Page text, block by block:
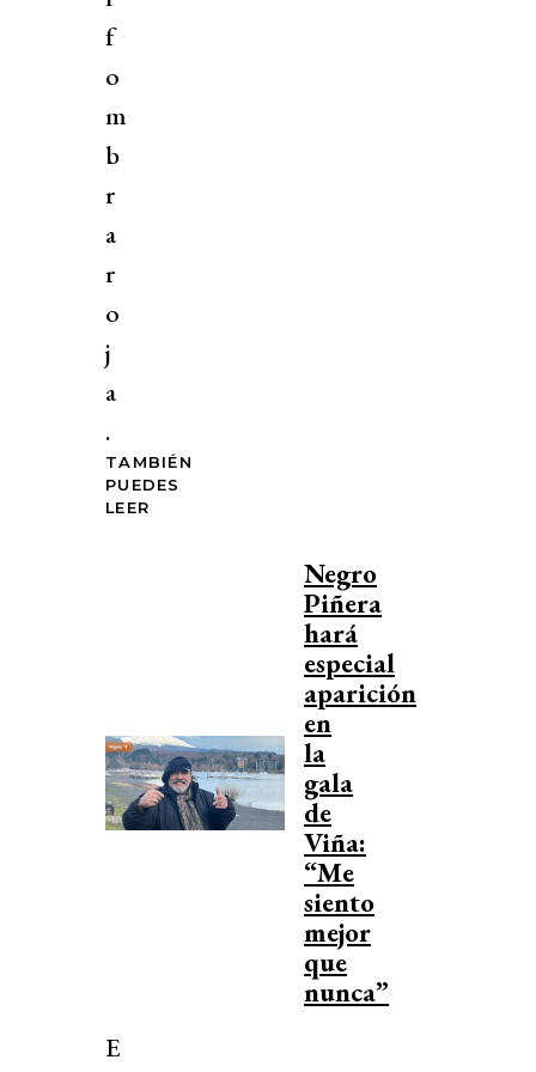
f
o
m
b
r
a
r
o
j
a
.
TAMBIÉN
PUEDES
LEER
Negro
Piñera
hará
especial
aparición
en
la
gala
de
Viña:
“Me
siento
mejor
que
nunca”
E